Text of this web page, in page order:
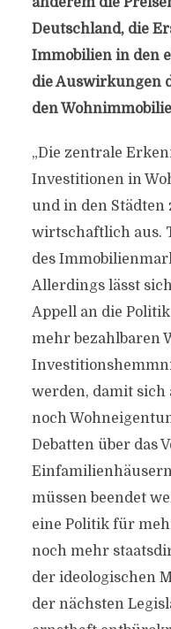
Deutschland, die
Immobilien in den
die Auswirkungen
den
„Die zentrale
Investitionen in
und in den
wirtschaftlich aus.
des
Allerdings lässt
Appell an die
mehr bezahlbaren
werden, damit
noch
Debatten über das
müssen beendet
eine Politik für
noch mehr
der ideologischen
der nächsten